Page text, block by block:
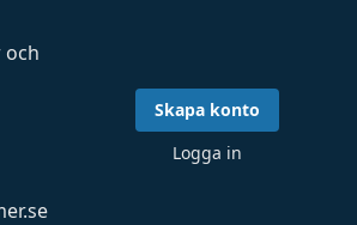
och
Skapa konto
Logga in